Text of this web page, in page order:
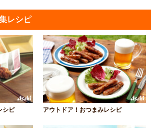
レシピ
シピ アウトドア！おつまみレシピ